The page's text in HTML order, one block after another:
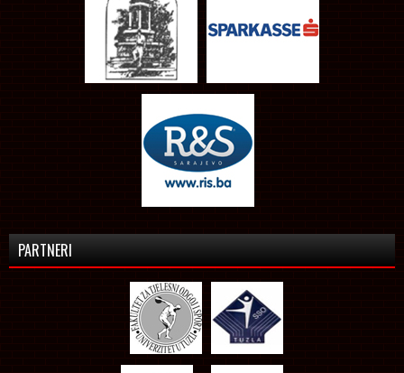
PARTNERI